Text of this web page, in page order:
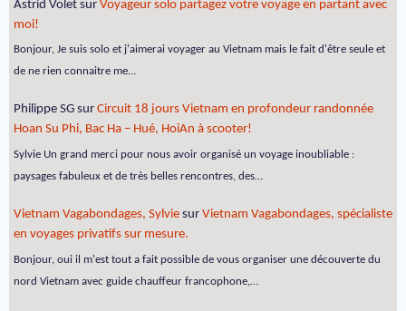
Astrid Volet sur Voyageur solo partagez votre voyage en partant avec
moi!
Bonjour, Je suis solo et j'aimerai voyager au Vietnam mais le fait d'être seule et
de ne rien connaitre me…
Philippe SG sur Circuit 18 jours Vietnam en profondeur randonnée
Hoan Su Phi, Bac Ha – Hué, HoiAn à scooter!
Sylvie Un grand merci pour nous avoir organisé un voyage inoubliable :
paysages fabuleux et de très belles rencontres, des…
Vietnam Vagabondages, Sylvie sur Vietnam Vagabondages, spécialiste
en voyages privatifs sur mesure.
Bonjour, oui il m'est tout a fait possible de vous organiser une découverte du
nord Vietnam avec guide chauffeur francophone,…